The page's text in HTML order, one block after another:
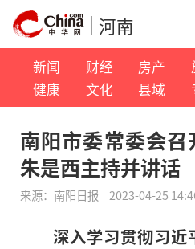
河南
新闻 财经 房产
健康
文化 县域
南阳市委常委会
朱是西主持并讲话
来源： 南阳日报 2023-04-25
深入学习贯彻习近